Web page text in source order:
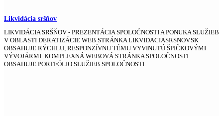
Likvidácia sršňov
LIKVIDÁCIA SRŠŇOV - PREZENTÁCIA SPOLOČNOSTI A PONUKA SLUŽIEB
V OBLASTI DERATIZÁCIE WEB STRÁNKA LIKVIDACIASRSNOV.SK
OBSAHUJE RÝCHLU, RESPONZÍVNU TÉMU VYVINUTÚ ŠPIČKOVÝMI
VÝVOJÁRMI. KOMPLEXNÁ WEBOVÁ STRÁNKA SPOLOČNOSTI
OBSAHUJE PORTFÓLIO SLUŽIEB SPOLOČNOSTI.